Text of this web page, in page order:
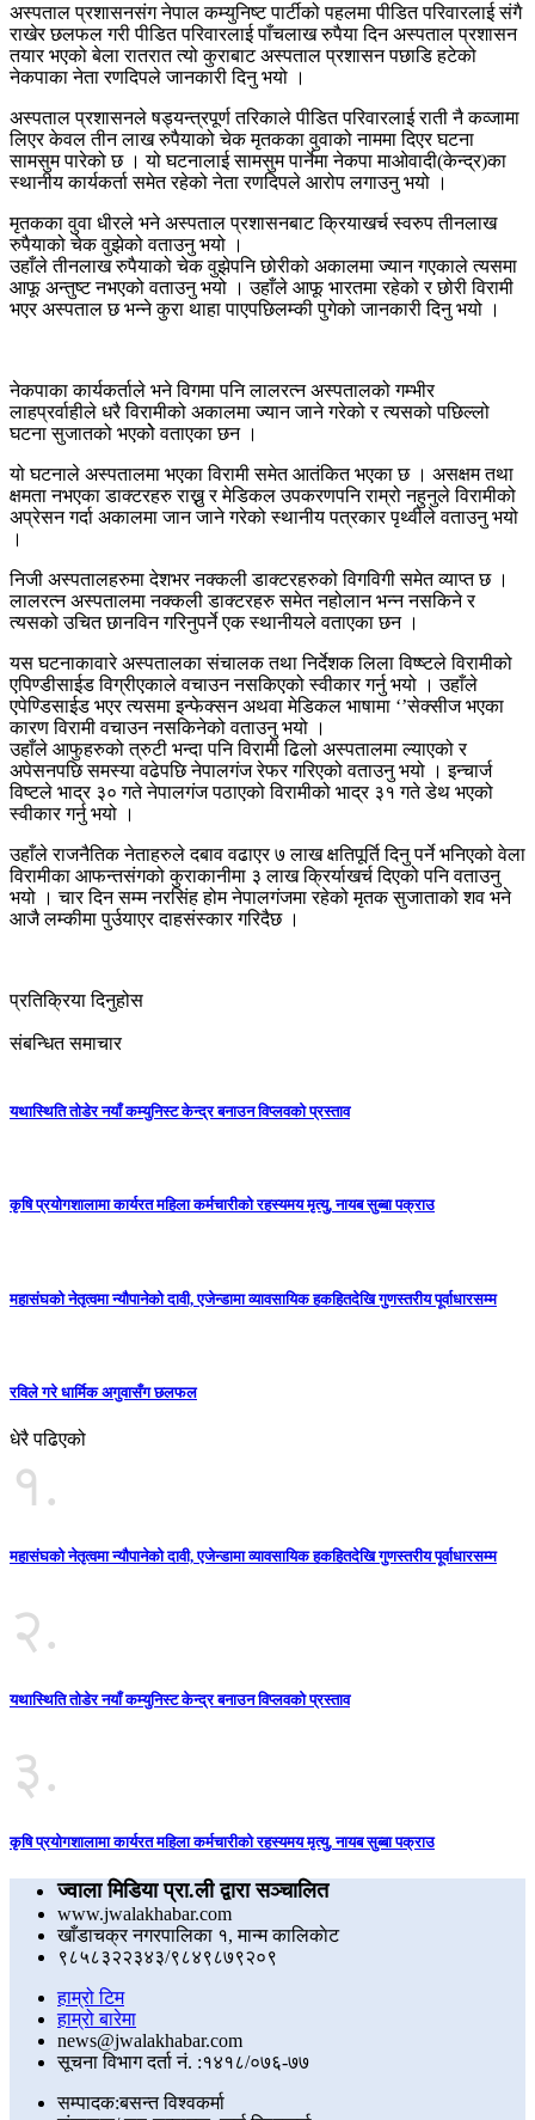
अस्पताल प्रशासनसंग नेपाल कम्युनिष्ट पार्टीको पहलमा पीडित परिवारलाई संगै
राखेर छलफल गरी पीडित परिवारलाई पाँचलाख रुपैया दिन अस्पताल प्रशासन
तयार भएको बेला रातरात त्यो कुराबाट अस्पताल प्रशासन पछाडि हटेको
नेकपाका नेता रणदिपले जानकारी दिनु भयो ।
अस्पताल प्रशासनले षड्यन्त्रपूर्ण तरिकाले पीडित परिवारलाई राती नै कव्जामा
लिएर केवल तीन लाख रुपैयाको चेक मृतकका वुवाको नाममा दिएर घटना
सामसुम पारेको छ । यो घटनालाई सामसुम पार्नेमा नेकपा माओवादी(केन्द्र)का
स्थानीय कार्यकर्ता समेत रहेको नेता रणदिपले आरोप लगाउनु भयो ।
मृतकका वुवा धीरले भने अस्पताल प्रशासनबाट क्रियाखर्च स्वरुप तीनलाख
रुपैयाको चेक वुझेको वताउनु भयो ।
उहाँले तीनलाख रुपैयाको चेक वुझेपनि छोरीको अकालमा ज्यान गएकाले त्यसमा
आफू अन्तुष्ट नभएको वताउनु भयो । उहाँले आफू भारतमा रहेको र छोरी विरामी
भएर अस्पताल छ भन्ने कुरा थाहा पाएपछिलम्की पुगेको जानकारी दिनु भयो ।
नेकपाका कार्यकर्ताले भने विगमा पनि लालरत्न अस्पतालको गम्भीर
लाहप्रर्वाहीले धरै विरामीको अकालमा ज्यान जाने गरेको र त्यसको पछिल्लो
घटना सुजातको भएकोे वताएका छन ।
यो घटनाले अस्पतालमा भएका विरामी समेत आतंकित भएका छ । असक्षम तथा
क्षमता नभएका डाक्टरहरु राख्नु र मेडिकल उपकरणपनि राम्रो नहुनुले विरामीको
अप्रेसन गर्दा अकालमा जान जाने गरेको स्थानीय पत्रकार पृथ्वीले वताउनु भयो
।
निजी अस्पतालहरुमा देशभर नक्कली डाक्टरहरुको विगविगी समेत व्याप्त छ ।
लालरत्न अस्पतालमा नक्कली डाक्टरहरु समेत नहोलान भन्न नसकिने र
त्यसको उचित छानविन गरिनुपर्ने एक स्थानीयले वताएका छन ।
यस घटनाकावारे अस्पतालका संचालक तथा निर्देशक लिला विष्ष्टले विरामीको
एपिण्डीसाईड विग्रीएकाले वचाउन नसकिएको स्वीकार गर्नु भयो । उहाँले
एपेण्डिसाईड भएर त्यसमा इन्फेक्सन अथवा मेडिकल भाषामा ‘’सेक्सीज भएका
कारण विरामी वचाउन नसकिनेको वताउनु भयो ।
उहाँले आफुहरुको त्रुटी भन्दा पनि विरामी ढिलो अस्पतालमा ल्याएको र
अपेसनपछि समस्या वढेपछि नेपालगंज रेफर गरिएको वताउनु भयो । इन्चार्ज
विष्टले भाद्र ३० गते नेपालगंज पठाएको विरामीको भाद्र ३१ गते डेथ भएको
स्वीकार गर्नु भयो ।
उहाँले राजनैतिक नेताहरुले दबाव वढाएर ७ लाख क्षतिपूर्ति दिनु पर्ने भनिएको वेला
विरामीका आफन्तसंगको कुराकानीमा ३ लाख क्रिर्याखर्च दिएको पनि वताउनु
भयो । चार दिन सम्म नरसिंह होम नेपालगंजमा रहेको मृतक सुजाताको शव भने
आजै लम्कीमा पुर्उयाएर दाहसंस्कार गरिदैछ ।
प्रतिक्रिया दिनुहोस
संबन्धित समाचार
यथास्थिति तोडेर नयाँ कम्युनिस्ट केन्द्र बनाउन विप्लवको प्रस्ताव
कृषि प्रयोगशालामा कार्यरत महिला कर्मचारीको रहस्यमय मृत्यु, नायब सुब्बा पक्राउ
महासंघको नेतृत्वमा न्यौपानेको दावी, एजेन्डामा व्यावसायिक हकहितदेखि गुणस्तरीय पूर्वाधारसम्म
रविले गरे धार्मिक अगुवासँग छलफल
धेरै पढिएको
१.
महासंघको नेतृत्वमा न्यौपानेको दावी, एजेन्डामा व्यावसायिक हकहितदेखि गुणस्तरीय पूर्वाधारसम्म
२.
यथास्थिति तोडेर नयाँ कम्युनिस्ट केन्द्र बनाउन विप्लवको प्रस्ताव
३.
कृषि प्रयोगशालामा कार्यरत महिला कर्मचारीको रहस्यमय मृत्यु, नायब सुब्बा पक्राउ
ज्वाला मिडिया प्रा.ली द्वारा सञ्चालित
www.jwalakhabar.com
खाँडाचक्र नगरपालिका १, मान्म कालिकाेट
९८५८३२२३४३/९८४९८७९२०९
हाम्रो टिम
हाम्रो बारेमा
news@jwalakhabar.com
सूचना विभाग दर्ता नं. :१४१८/०७६-७७
सम्पादक:बसन्त विश्वकर्मा